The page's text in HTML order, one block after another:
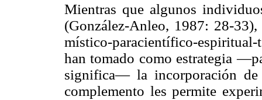
Mientras que algunos
(González-Anleo, 1987: 28-
místico-paracientífico-
han tomado como estrategia
significa— la incorporación de
complemento les permite